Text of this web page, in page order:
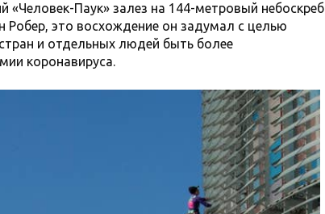
«Человек-Паук» залез на 144-метровый небоскреб
Робер, это восхождение он задумал с целью
и отдельных людей быть более
коронавируса.